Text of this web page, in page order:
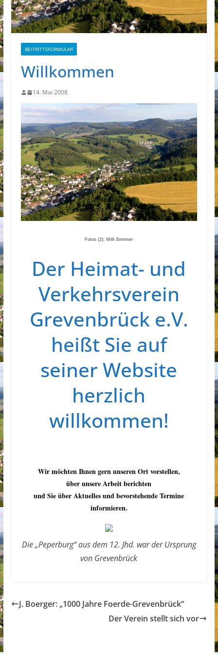
BEITRITTSFORMULAR
Willkommen
14. Mai 2008
Fotos (2): Willi Sommer
Der Heimat- und
Verkehrsverein
Grevenbrück e.V.
heißt Sie auf
seiner Website
herzlich
willkommen!
Wir möchten Ihnen gern unseren Ort vorstellen,
über unsere Arbeit berichten
und Sie über Aktuelles und bevorstehende Termine
informieren.
Die „Peperburg“ aus dem 12. Jhd. war der Ursprung
von Grevenbrück
J. Boerger: „1000 Jahre Foerde-Grevenbrück“
Der Verein stellt sich vor